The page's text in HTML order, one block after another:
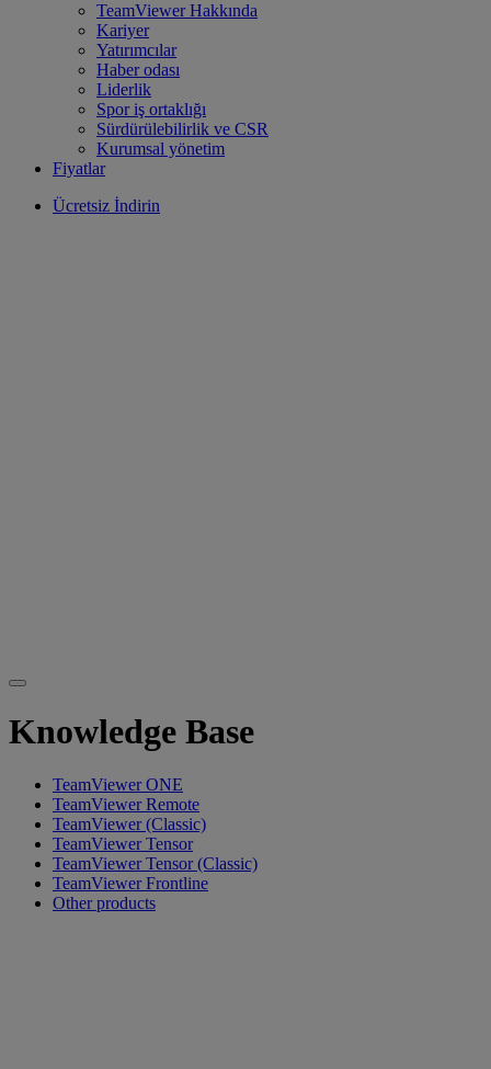
TeamViewer Hakkında
Kariyer
Yatırımcılar
Haber odası
Liderlik
Spor iş ortaklığı
Sürdürülebilirlik ve CSR
Kurumsal yönetim
Fiyatlar
Ücretsiz İndirin
Knowledge Base
TeamViewer ONE
TeamViewer Remote
TeamViewer (Classic)
TeamViewer Tensor
TeamViewer Tensor (Classic)
TeamViewer Frontline
Other products